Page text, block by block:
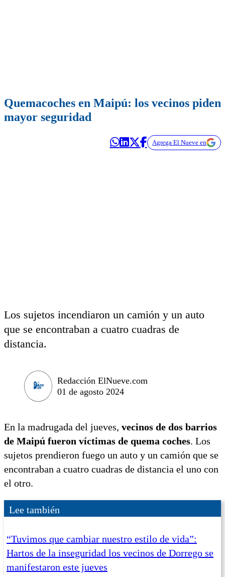
Quemacoches en Maipú: los vecinos piden
mayor seguridad
Agrega El Nueve en
Los sujetos incendiaron un camión y un auto
que se encontraban a cuatro cuadras de
distancia.
Redacción ElNueve.com
01 de agosto 2024
En la madrugada del jueves, vecinos de dos barrios
de Maipú fueron víctimas de quema coches. Los
sujetos prendieron fuego un auto y un camión que se
encontraban a cuatro cuadras de distancia el uno con
el otro.
Lee también
“Tuvimos que cambiar nuestro estilo de vida”:
Hartos de la inseguridad los vecinos de Dorrego se
manifestaron este jueves